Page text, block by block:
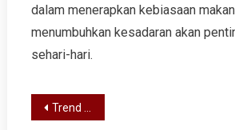
dalam menerapkan kebiasaan
menumbuhkan kesadaran akan
sehari-hari.
Post
Trend Terkini: Menyimak Berita Terbaru Dari Seluruh Dunia